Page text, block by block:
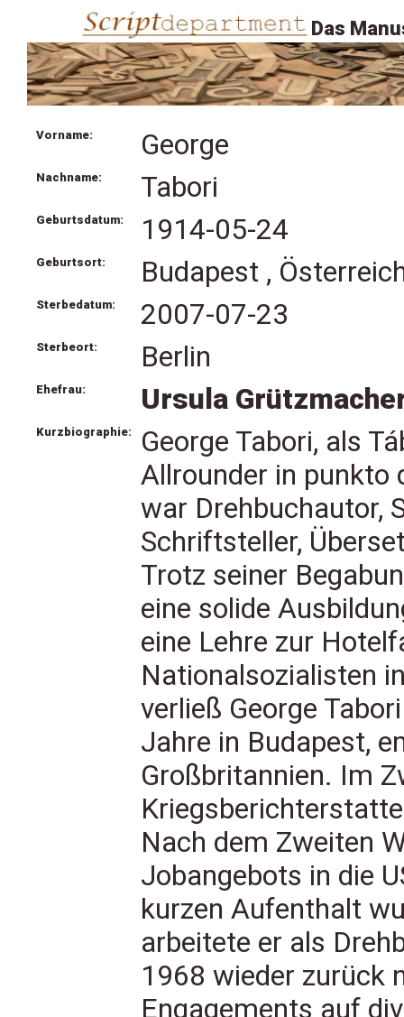
Das
Vorname: George
Nachname: Tabori
Geburtsdatum: 1914-05-24
Geburtsort: Budapest ,
Sterbedatum: 2007-07-23
Sterbeort: Berlin
Ehefrau: Ursula
Kurzbiographie:
George Tabori, als
Allrounder in punkto
war Drehbuchautor,
Schriftsteller,
Trotz seiner
eine solide
eine Lehre zur
Nationalsozialisten
verließ George
Jahre in Budapest,
Großbritannien. Im
Nach dem Zweiten
Jobangebots in die
kurzen Aufenthalt
arbeitete er als
1968 wieder zurück
Engagements auf